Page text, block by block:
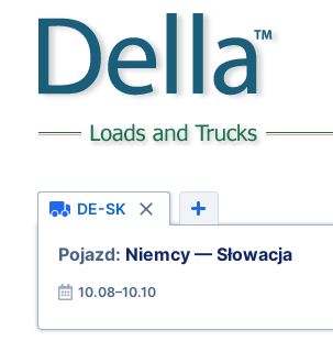
DE-SK
Pojazd: Niemcy — Słowacja
10.08–10.10